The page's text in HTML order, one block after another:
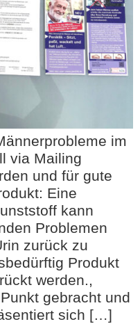
im
via Mailing
und für gute
Eine
kann
Problemen
zurück zu
Produkt
werden.,
gebracht und
sich […]